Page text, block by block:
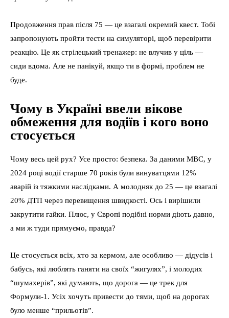
Продовження прав після 75 — це взагалі окремий квест. Тобі
запропонують пройти тести на симуляторі, щоб перевірити
реакцію. Це як стрілецький тренажер: не влучив у ціль —
сиди вдома. Але не панікуй, якщо ти в формі, проблем не
буде.
Чому в Україні ввели вікове
обмеження для водіїв і кого воно
стосується
Чому весь цей рух? Усе просто: безпека. За даними МВС, у
2024 році водії старше 70 років були винуватцями 12%
аварій із тяжкими наслідками. А молодняк до 25 — це взагалі
20% ДТП через перевищення швидкості. Ось і вирішили
закрутити гайки. Плюс, у Європі подібні норми діють давно,
а ми ж туди прямуємо, правда?
Це стосується всіх, хто за кермом, але особливо — дідусів і
бабусь, які люблять ганяти на своїх “жигулях”, і молодих
“шумахерів”, які думають, що дорога — це трек для
Формули-1. Усіх хочуть привести до тями, щоб на дорогах
було менше “прильотів”.